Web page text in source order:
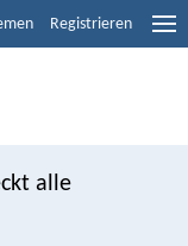
Registrieren
alle